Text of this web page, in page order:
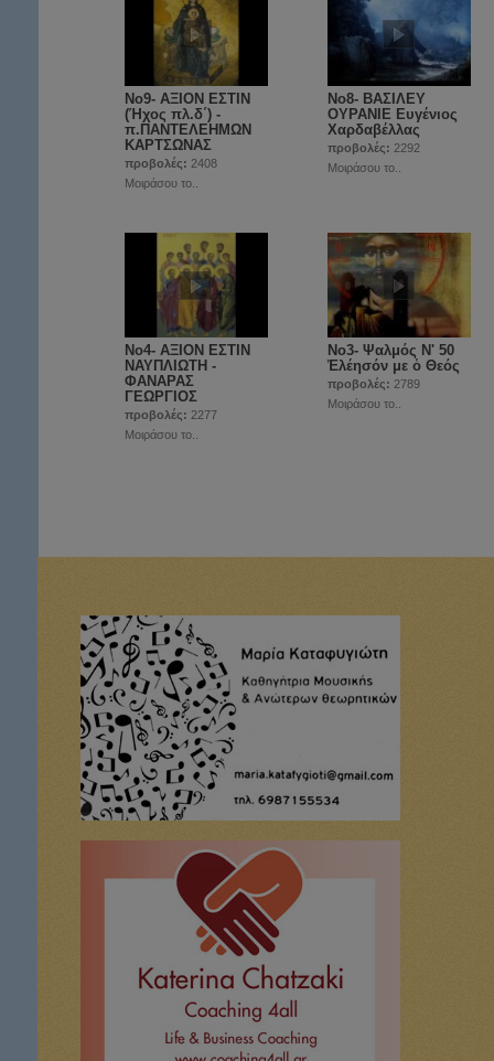
Νο9- ΑΞΙΟΝ ΕΣΤΙΝ
(Ήχος πλ.δ΄) -
π.ΠΑΝΤΕΛΕΗΜΩΝ
ΚΑΡΤΣΩΝΑΣ
προβολές: 2408
Μοιράσου το..
Νο8- ΒΑΣΙΛΕΥ
ΟΥΡΑΝΙΕ Ευγένιος
Χαρδαβέλλας
προβολές: 2292
Μοιράσου το..
Νο4- ΑΞΙΟΝ ΕΣΤΙΝ
ΝΑΥΠΛΙΩΤΗ -
ΦΑΝΑΡΑΣ
ΓΕΩΡΓΙΟΣ
προβολές: 2277
Μοιράσου το..
Νο3- Ψαλμός Ν' 50
Ἐλέησόν με ὁ Θεός
προβολές: 2789
Μοιράσου το..